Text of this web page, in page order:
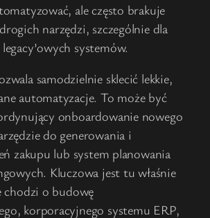
ale często brakuje
narzędzi, szczególnie dla
systemów.
samodzielnie sklecić lekkie,
automatyzacje. To może być
onboardowanie nowego
do generowania i
zakupu lub system planowania
Kluczowa jest tu właśnie
chodzi o budowę
korporacyjnego systemu ERP,